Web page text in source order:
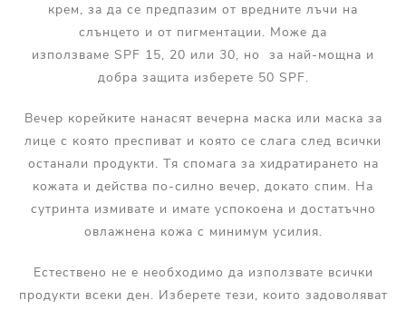
крем, за да се предпазим от вредните лъчи на
слънцето и от пигментации. Може да
използваме SPF 15, 20 или 30, но за най-мощна и
добра защита изберете 50 SPF.
Вечер корейките нанасят вечерна маска или маска за
лице с която преспиват и която се слага след всички
останали продукти. Тя спомага за хидратирането на
кожата и действа по-силно вечер, докато спим. На
сутринта измивате и имате успокоена и достатъчно
овлажнена кожа с минимум усилия.
Естествено не е необходимо да използвате всички
продукти всеки ден. Изберете тези, които задоволяват